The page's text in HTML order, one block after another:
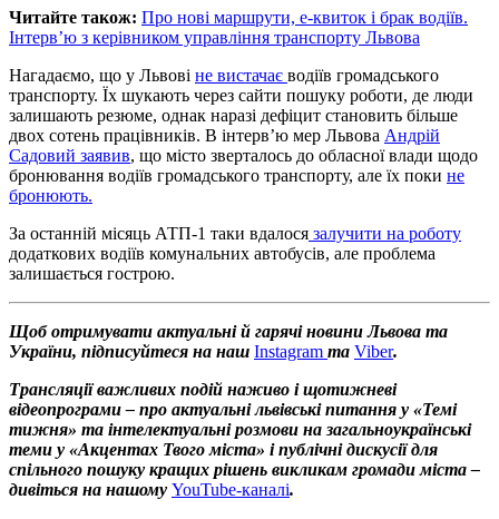
Читайте також: Про нові маршрути, е-квиток і брак водіїв.
Інтерв’ю з керівником управління транспорту Львова
Нагадаємо, що у Львові не вистачає водіїв громадського
транспорту. Їх шукають через сайти пошуку роботи, де люди
залишають резюме, однак наразі дефіцит становить більше
двох сотень працівників. В інтерв’ю мер Львова Андрій
Садовий заявив, що місто зверталось до обласної влади щодо
бронювання водіїв громадського транспорту, але їх поки не
бронюють.
За останній місяць АТП-1 таки вдалося залучити на роботу
додаткових водіїв комунальних автобусів, але проблема
залишається гострою.
Щоб отримувати актуальні й гарячі новини Львова та
України, підписуйтеся на наш Instagram та Viber.
Трансляції важливих подій наживо і щотижневі
відеопрограми – про актуальні львівські питання у «Темі
тижня» та інтелектуальні розмови на загальноукраїнські
теми у «Акцентах Твого міста» і публічні дискусії для
спільного пошуку кращих рішень викликам громади міста –
дивіться на нашому YouTube-каналі.